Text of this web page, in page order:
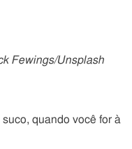
Fewings/Unsplash
quando você for à